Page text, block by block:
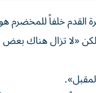
القدم خلفاً
«لا ⁠تزال هناك بعض